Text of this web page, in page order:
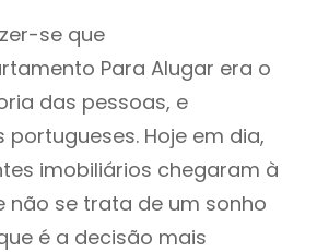
se que
Para Alugar era o
das pessoas, e
Hoje em dia,
imobiliários chegaram à
não se trata de um sonho
é a decisão mais